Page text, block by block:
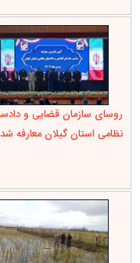
روسای سازمان قضایی و
نظامی استان گیلان معارفه